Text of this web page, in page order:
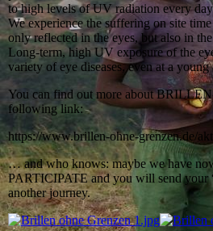
to high levels of UV radiation every
We experience the suffering on site
only reflected in the eyes, but also in the
Long-term, high UV exposure of the
variety of eye diseases, even at a young
You can find out more about
following link:
https://www.brillen-ohne-grenzen.de/
… and who knows: maybe we have
PARTICIPATE and you will send your
another journey.